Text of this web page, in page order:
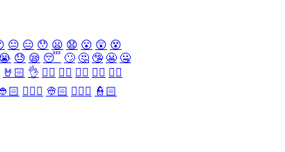
😐 😑 😯 😦 😧 😮 😲 😵
😓 😪 😴 🙄 🤔 🤥 😬 🤐
🤘🏻 👌 👈🏻 👉🏻 👆🏻 👇🏻 ☝🏻
👲🏻 👳🏻‍♀️ 👳🏻 👮🏻‍♀️ 👮🏻